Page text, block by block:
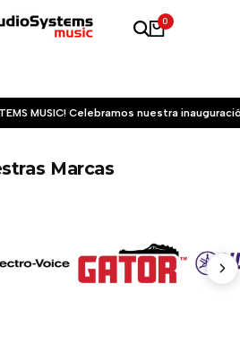
0
MUSIC! Celebramos nuestra
Marcas